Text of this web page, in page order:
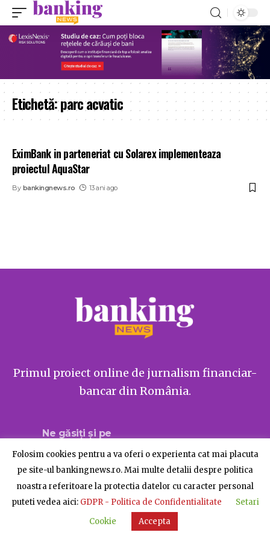
Etichetă:parc acvatic
EximBank in parteneriat cu Solarex implementeaza
proiectul AquaStar
By bankingnews.ro 13 ani ago
Primul proiect online de jurnalism financiar-
bancar din România.
Ne găsiți și pe
© BankingNews - Toate drepturile rezervate
Despre BankingNews Contact Publicitate
Folosim cookies pentru a va oferi o experienta cat mai placuta
pe site-ul bankingnews.ro. Mai multe detalii despre politica
noastra referitoare la protectia datelor cu caracter personal
puteti vedea aici: GDPR - Politica de Confidentialitate
Setari
Cookie
Accepta